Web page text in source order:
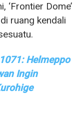
‘Frontier Dome’
ruang kendali
Helmeppo
Ingin